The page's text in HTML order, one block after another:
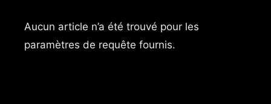
Aucun article n’a été trouvé pour les
paramètres de requête fournis.